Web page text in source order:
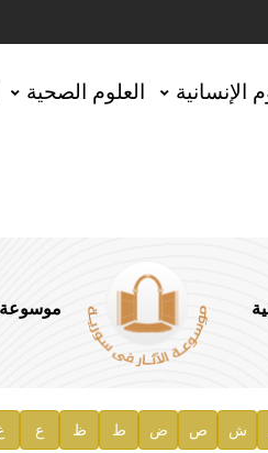
الإنسانية العلوم الصحية
موسوعة
ش ص ض ط ظ ع